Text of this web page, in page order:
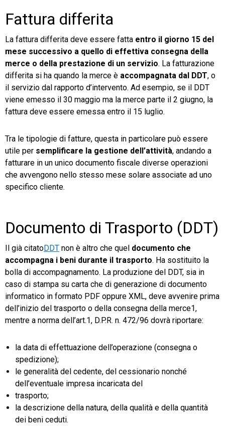
Fattura differita
La fattura differita deve essere fatta entro il giorno 15 del
mese successivo a quello di effettiva consegna della
merce o della prestazione di un servizio. La fatturazione
differita si ha quando la merce è accompagnata dal DDT, o
il servizio dal rapporto d’intervento. Ad esempio, se il DDT
viene emesso il 30 maggio ma la merce parte il 2 giugno, la
fattura deve essere emessa entro il 15 luglio.
Tra le tipologie di fatture, questa in particolare può essere
utile per semplificare la gestione dell’attività, andando a
fatturare in un unico documento fiscale diverse operazioni
che avvengono nello stesso mese solare associate ad uno
specifico cliente.
Documento di Trasporto (DDT)
Il già citatoDDT non è altro che quel documento che
accompagna i beni durante il trasporto. Ha sostituito la
bolla di accompagnamento. La produzione del DDT, sia in
caso di stampa su carta che di generazione di documento
informatico in formato PDF oppure XML, deve avvenire prima
dell’inizio del trasporto o della consegna della merce1,
mentre a norma dell’art.1, D.P.R. n. 472/96 dovrà riportare:
la data di effettuazione dell’operazione (consegna o
spedizione);
le generalità del cedente, del cessionario nonché
dell’eventuale impresa incaricata del
trasporto;
la descrizione della natura, della qualità e della quantità
dei beni ceduti.